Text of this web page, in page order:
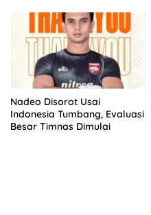
Nadeo Disorot Usai
Indonesia Tumbang, Evaluasi
Besar Timnas Dimulai